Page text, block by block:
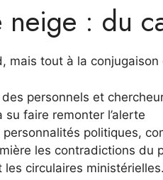
neige : du
mais tout à la conjugaison
personnels et
faire remonter l’alerte
personnalités politiques,
les contradictions
les circulaires ministérielles.